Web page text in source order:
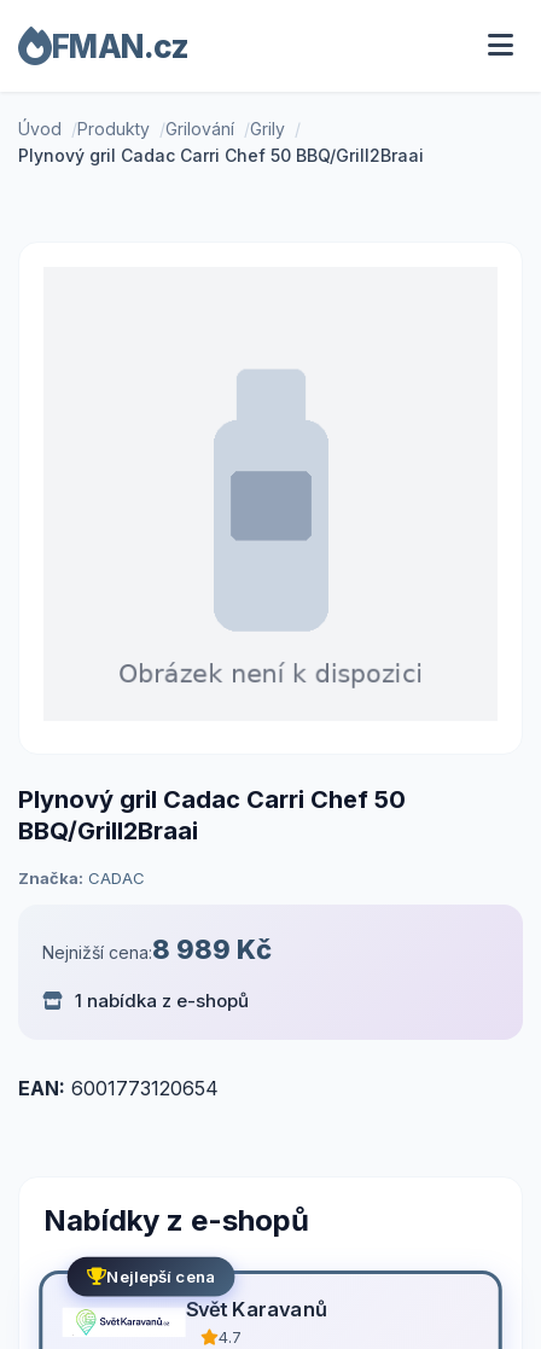
FMAN.cz
Úvod Produkty Grilování
Grily
Plynový gril Cadac Carri Chef 50 BBQ/Grill2Braai
Plynový gril Cadac Carri Chef 50
BBQ/Grill2Braai
Značka: CADAC
Nejnižší cena:8 989 Kč
1 nabídka z e-shopů
EAN: 6001773120654
Nabídky z e-shopů
Nejlepší cena
Svět Karavanů
4.7